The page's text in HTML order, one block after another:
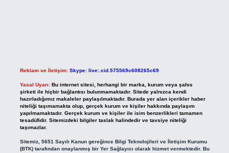
Reklam ve İletişim: Skype: live:.cid.575569c608265c69
Yasal Uyarı: Bu internet sitesi, herhangi bir marka, kurum veya şahıs
şirketi ile hiçbir bağlantısı bulunmamaktadır. Sitede yalnızca kendi
hazırladığımız makaleler paylaşılmaktadır. Burada yer alan içerikler haber
niteliği taşımamakta olup, gerçek kurum ve kişiler hakkında paylaşım
yapılmamaktadır. Gerçek kurum ve kişiler ile isim benzerlikleri tamamen
tesadüfidir. Sitemizdeki bilgiler taslak halindedir ve tavsiye niteliği
taşımazlar.
Sitemiz, 5651 Sayılı Kanun gereğince Bilgi Teknolojileri ve İletişim Kurumu
(BTK) tarafından onaylanmış bir Yer Sağlayıcı olarak hizmet vermektedir. Bu